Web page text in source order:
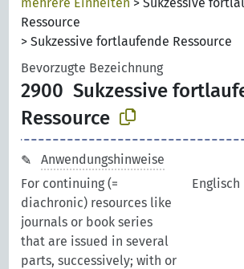
Ressource
>Sukzessive fortlaufende Ressource
Bevorzugte Bezeichnung
2900 Sukzessive
Ressource
Anwendungshinweise
For continuing (=
diachronic) resources like
journals or book series
that are issued in several
parts, successively; with or
Englisch